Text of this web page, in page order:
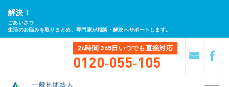
解決！
ごあいさつ
生活のお悩みを取りまとめ、専門家が相談・解決へサポートします。
24時間 365日いつでも直接対応
0120-055-105